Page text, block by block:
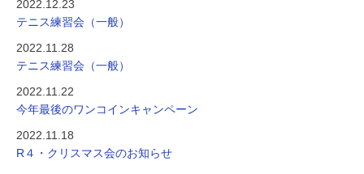
2022.12.23
テニス練習会（一般）
2022.11.28
テニス練習会（一般）
2022.11.22
今年最後のワンコインキャンペーン
2022.11.18
R４・クリスマス会のお知らせ